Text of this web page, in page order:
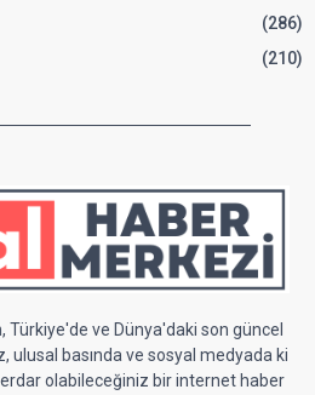
(286)
(210)
Türkiye'de ve Dünya'daki son güncel
ulusal basında ve sosyal medyada ki
olabileceğiniz bir internet haber